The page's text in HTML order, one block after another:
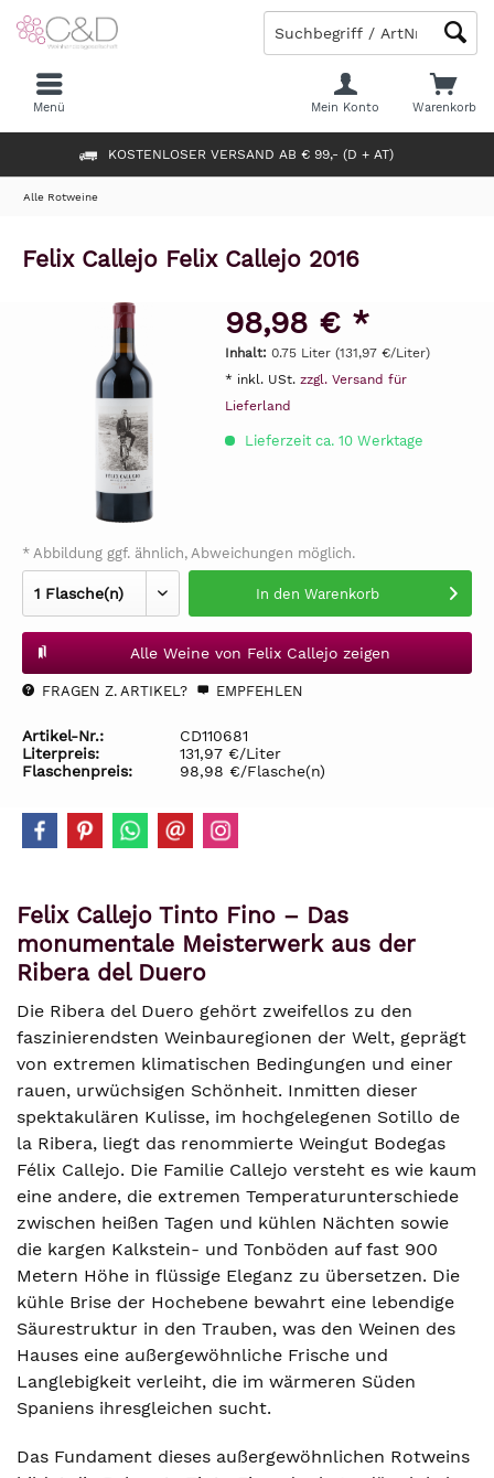
KOSTENLOSER VERSAND AB € 99,- (D + AT)
Warenkorb
Mein Konto
Menü
Alle Rotweine
Felix Callejo Felix Callejo 2016
98,98 € *
Inhalt: 0.75 Liter (131,97 €/Liter)
* inkl. USt. zzgl. Versand für
Lieferland
Lieferzeit ca. 10 Werktage
* Abbildung ggf. ähnlich, Abweichungen möglich.
In den Warenkorb
Alle Weine von Felix Callejo zeigen
FRAGEN Z. ARTIKEL? EMPFEHLEN
Artikel-Nr.:
CD110681
Literpreis:
131,97 €/Liter
Flaschenpreis:
98,98 €/Flasche(n)
Felix Callejo Tinto Fino – Das
monumentale Meisterwerk aus der
Ribera del Duero
Die Ribera del Duero gehört zweifellos zu den
faszinierendsten Weinbauregionen der Welt, geprägt
von extremen klimatischen Bedingungen und einer
rauen, urwüchsigen Schönheit. Inmitten dieser
spektakulären Kulisse, im hochgelegenen Sotillo de
la Ribera, liegt das renommierte Weingut Bodegas
Félix Callejo. Die Familie Callejo versteht es wie kaum
eine andere, die extremen Temperaturunterschiede
zwischen heißen Tagen und kühlen Nächten sowie
die kargen Kalkstein- und Tonböden auf fast 900
Metern Höhe in flüssige Eleganz zu übersetzen. Die
kühle Brise der Hochebene bewahrt eine lebendige
Säurestruktur in den Trauben, was den Weinen des
Hauses eine außergewöhnliche Frische und
Langlebigkeit verleiht, die im wärmeren Süden
Spaniens ihresgleichen sucht.
Das Fundament dieses außergewöhnlichen Rotweins